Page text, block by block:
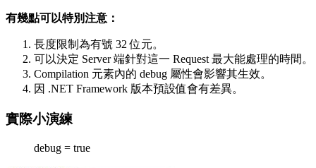
有幾點可以特別注意：
長度限制為有號 32 位元。
可以決定 Server 端針對這一 Request 最大能處理的時間。
Compilation 元素內的 debug 屬性會影響其生效。
因 .NET Framework 版本預設值會有差異。
實際小演練
debug = true